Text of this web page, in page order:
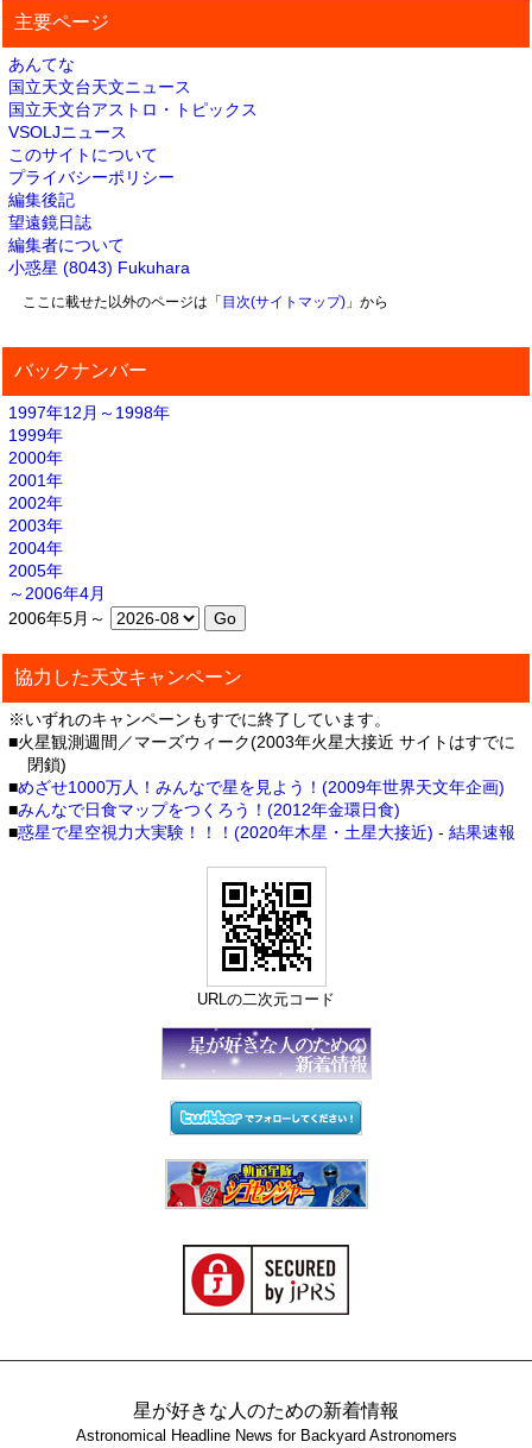
主要ページ
あんてな
国立天文台天文ニュース
国立天文台アストロ・トピックス
VSOLJニュース
このサイトについて
プライバシーポリシー
編集後記
望遠鏡日誌
編集者について
小惑星 (8043) Fukuhara
ここに載せた以外のページは「 目次(サイトマップ)」から
バックナンバー
1997年12月～1998年
1999年
2000年
2001年
2002年
2003年
2004年
2005年
～2006年4月
2006年5月～
協力した天文キャンペーン
※いずれのキャンペーンもすでに終了しています。
■火星観測週間／マーズウィーク(2003年火星大接近 サイトはすでに
閉鎖)
■めざせ1000万人！みんなで星を見よう！(2009年世界天文年企画)
■みんなで日食マップをつくろう！(2012年金環日食)
■惑星で星空視力大実験！！！(2020年木星・土星大接近) - 結果速報
URLの二次元コード
星が好きな人のための新着情報
Astronomical Headline News for Backyard Astronomers